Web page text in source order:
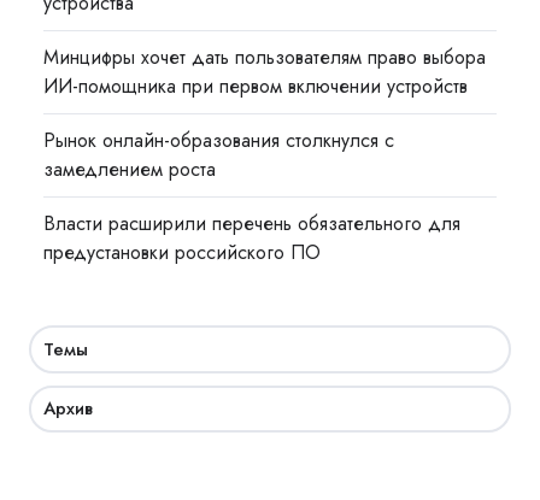
Минцифры хочет дать пользователям право выбора
ИИ-помощника при первом включении устройств
Рынок онлайн-образования столкнулся с
замедлением роста
Власти расширили перечень обязательного для
предустановки российского ПО
Темы
Архив